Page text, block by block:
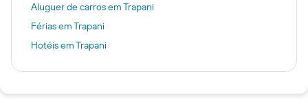
Aluguer de carros em Trapani
Férias em Trapani
Hotéis em Trapani